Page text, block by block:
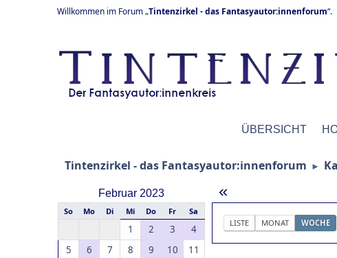
Willkommen im Forum „Tintenzirkel - das Fantasyautor:innenforum“.
ÜBERSICHT
Tintenzirkel - das Fantasyautor:innenforum ►
Februar 2023
So Mo Di Mi Do Fr Sa
1 2 3
4
5
6 7 8 9 10
11
«
LISTE MONAT WOCHE